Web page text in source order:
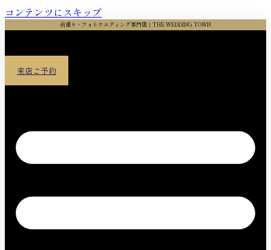
コンテンツにスキップ
前撮り・フォトウエディング専門店｜THE WEDDING TOWN
来店ご予約